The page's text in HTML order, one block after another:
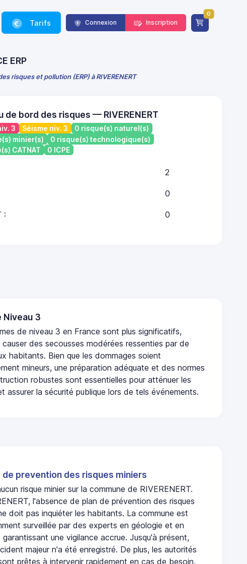
Tarifs Connexion Inscription
0
ERP
risques et pollution (ERP) à RIVERENERT
de bord des risques — RIVERENERT
3 Séisme niv. 3
0 risque(s) naturel(s)
minier(s)
0 risque(s) technologique(s)
CATNAT
0 ICPE
2
0
: 0
Niveau 3
de niveau 3 en France sont plus significatifs,
des secousses modérées ressenties par de
habitants. Bien que les dommages soient
mineurs, une préparation adéquate et des normes
robustes sont essentielles pour atténuer les
assurer la sécurité publique lors de tels événements.
de prevention des risques miniers
risque minier sur la commune de RIVERENERT.
l'absence de plan de prévention des risques
doit pas inquiéter les habitants. La commune est
surveillée par des experts en géologie et en
garantissant une vigilance accrue. Jusqu'à présent,
majeur n'a été enregistré. De plus, les autorités
prêtes à intervenir rapidement en cas de besoin,